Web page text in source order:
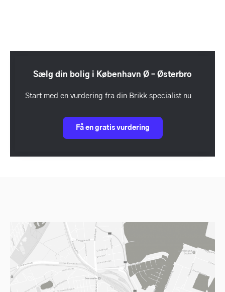
Sælg din bolig i København Ø – Østerbro
Start med en vurdering fra din Brikk specialist nu
Få en gratis vurdering